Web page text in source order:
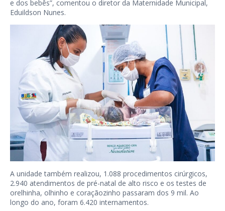
e dos bebês”, comentou o diretor da Maternidade Municipal,
Eduildson Nunes.
A unidade também realizou, 1.088 procedimentos cirúrgicos,
2.940 atendimentos de pré-natal de alto risco e os testes de
orelhinha, olhinho e coraçãozinho passaram dos 9 mil. Ao
longo do ano, foram 6.420 internamentos.